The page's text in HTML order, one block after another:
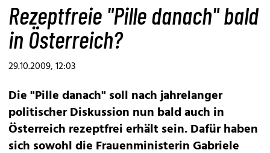
Rezeptfreie "Pille danach" bald
in Österreich?
29.10.2009, 12:03
Die "Pille danach" soll nach jahrelanger
politischer Diskussion nun bald auch in
Österreich rezeptfrei erhält sein. Dafür haben
sich sowohl die Frauenministerin Gabriele